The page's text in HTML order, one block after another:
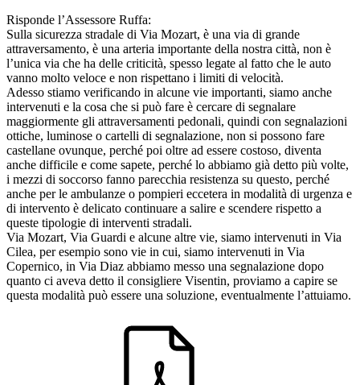
Risponde l’Assessore Ruffa:
Sulla sicurezza stradale di Via Mozart, è una via di grande
attraversamento, è una arteria importante della nostra città, non è
l’unica via che ha delle criticità, spesso legate al fatto che le auto
vanno molto veloce e non rispettano i limiti di velocità.
Adesso stiamo verificando in alcune vie importanti, siamo anche
intervenuti e la cosa che si può fare è cercare di segnalare
maggiormente gli attraversamenti pedonali, quindi con segnalazioni
ottiche, luminose o cartelli di segnalazione, non si possono fare
castellane ovunque, perché poi oltre ad essere costoso, diventa
anche difficile e come sapete, perché lo abbiamo già detto più volte,
i mezzi di soccorso fanno parecchia resistenza su questo, perché
anche per le ambulanze o pompieri eccetera in modalità di urgenza e
di intervento è delicato continuare a salire e scendere rispetto a
queste tipologie di interventi stradali.
Via Mozart, Via Guardi e alcune altre vie, siamo intervenuti in Via
Cilea, per esempio sono vie in cui, siamo intervenuti in Via
Copernico, in Via Diaz abbiamo messo una segnalazione dopo
quanto ci aveva detto il consigliere Visentin, proviamo a capire se
questa modalità può essere una soluzione, eventualmente l’attuiamo.